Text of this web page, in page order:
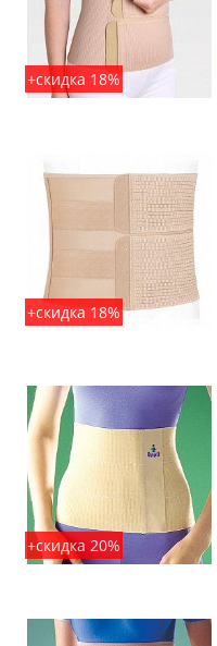
+скидка 18%
+скидка 18%
+скидка 20%